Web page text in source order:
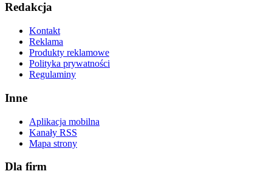
Redakcja
Kontakt
Reklama
Produkty reklamowe
Polityka prywatności
Regulaminy
Inne
Aplikacja mobilna
Kanały RSS
Mapa strony
Dla firm